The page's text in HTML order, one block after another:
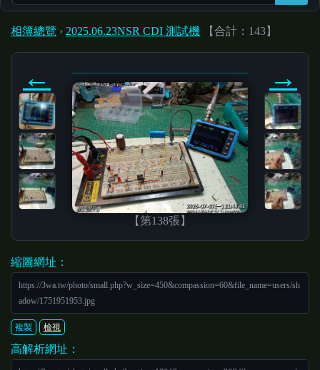
相簿總覽 › 2025.06.23NSR CDI 測試機 【合計：143】
←
【第138張】
→
縮圖網址：
https://3wa.tw/photo/small.php?w_size=450&compassion=60&file_name=users/sh
adow/1751951953.jpg
複製 檢視
高解析網址：